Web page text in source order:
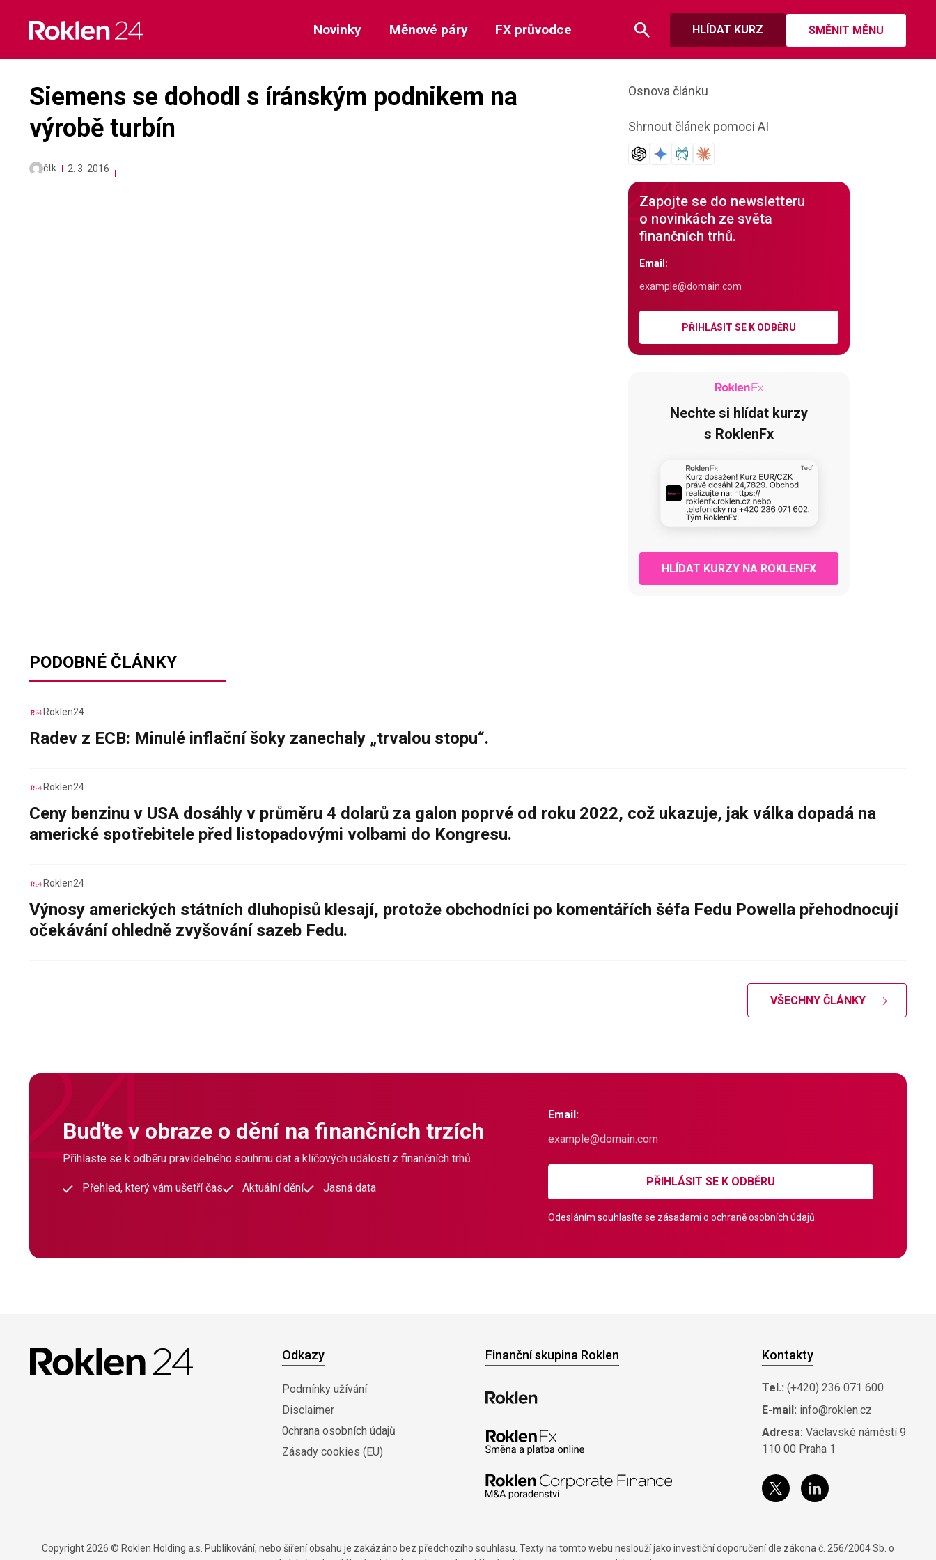
content
HLÍDAT KURZ SMĚNIT MĚNU
Novinky Měnové páry FX průvodce
Siemens se dohodl s íránským podnikem na
výrobě turbín
čtk 2. 3. 2016
Osnova článku
Shrnout článek pomoci AI
Zapojte se do newsletteru
o novinkách ze světa
finančních trhů.
Email:
PŘIHLÁSIT SE K ODBĚRU
Nechte si hlídat kurzy
s RoklenFx
HLÍDAT KURZY NA ROKLENFX
PODOBNÉ ČLÁNKY
Roklen24
Radev z ECB: Minulé inflační šoky zanechaly „trvalou stopu“.
Roklen24
Ceny benzinu v USA dosáhly v průměru 4 dolarů za galon poprvé od roku 2022, což ukazuje, jak válka dopadá na
americké spotřebitele před listopadovými volbami do Kongresu.
Roklen24
Výnosy amerických státních dluhopisů klesají, protože obchodníci po komentářích šéfa Fedu Powella přehodnocují
očekávání ohledně zvyšování sazeb Fedu.
VŠECHNY ČLÁNKY
Buďte v obraze o dění na finančních trzích
Přihlaste se k odběru pravidelného souhrnu dat a klíčových událostí z finančních trhů.
Přehled, který vám ušetří čas Aktuální dění Jasná data
Email:
PŘIHLÁSIT SE K ODBĚRU
Odesláním souhlasíte se zásadami o ochraně osobních údajů.
Odkazy
Podmínky užívání
Disclaimer
0chrana osobních údajů
Zásady cookies (EU)
Finanční skupina Roklen Kontakty
Tel.: (+420) 236 071 600
E-mail: info@roklen.cz
Adresa: Václavské náměstí 9
110 00 Praha 1
Copyright 2026 © Roklen Holding a.s. Publikování, nebo šíření obsahu je zakázáno bez předchozího souhlasu. Texty na tomto webu neslouží jako investiční doporučení dle zákona č. 256/2004 Sb. o